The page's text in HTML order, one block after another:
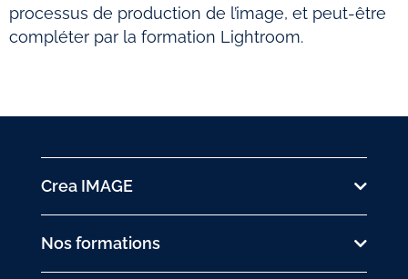
processus de production de l’image, et peut-être
compléter par la formation Lightroom.
Crea IMAGE
Nos formations